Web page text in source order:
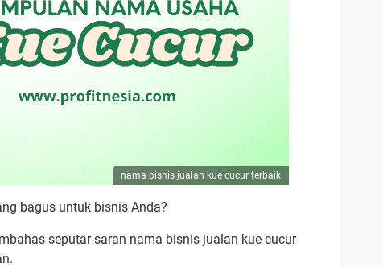
nama bisnis jualan kue cucur terbaik
bagus untuk bisnis Anda?
seputar saran nama bisnis jualan kue cucur